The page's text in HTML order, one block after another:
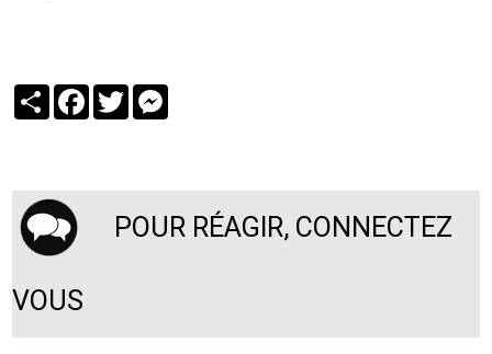
PartagerFacebook
Twitter
POUR RÉAGIR, CONNECTEZ
VOUS